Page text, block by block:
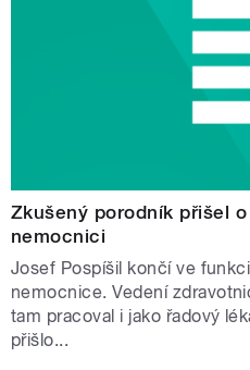
Zkušený porodník přišel
nemocnici
Josef Pospíšil končí ve
nemocnice. Vedení
tam pracoval i jako řadový
přišlo...